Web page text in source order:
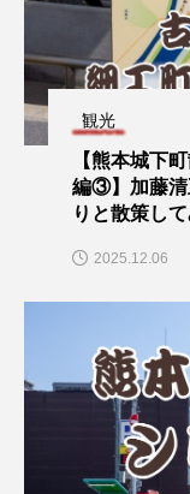
観光
【熊本城下
編③】加藤清
りと散策して
2025.12.06